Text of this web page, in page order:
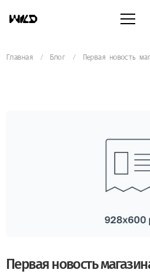
Главная Блог Первая новость
Первая новость